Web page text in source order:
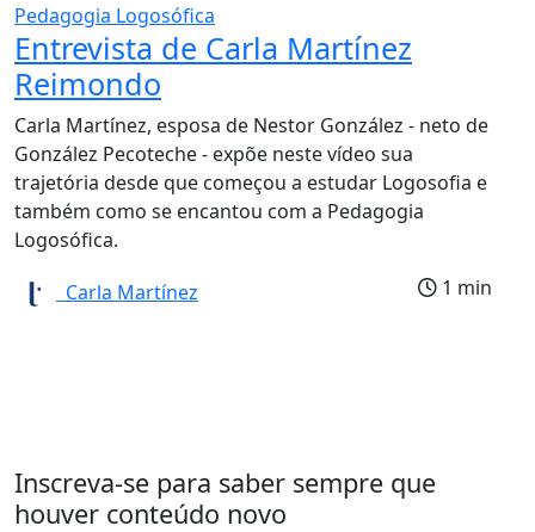
Pedagogia Logosófica
Entrevista de Carla Martínez
Reimondo
Carla Martínez, esposa de Nestor González - neto de
González Pecoteche - expõe neste vídeo sua
trajetória desde que começou a estudar Logosofia e
também como se encantou com a Pedagogia
Logosófica.
Carla Martínez
1 min
Inscreva-se para saber sempre que
houver conteúdo novo